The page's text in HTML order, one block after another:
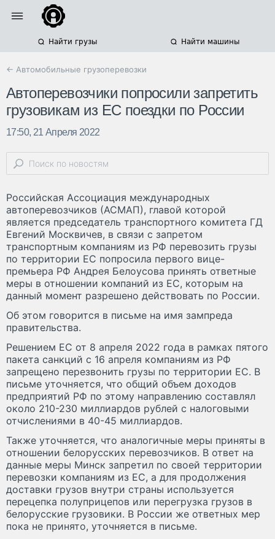
Найти грузы Найти машины
← Автомобильные грузоперевозки
Автоперевозчики попросили запретить
грузовикам из ЕС поездки по России
17:50, 21 Апреля 2022
Российская Ассоциация международных
автоперевозчиков (АСМАП), главой которой
является председатель транспортного комитета ГД
Евгений Москвичев, в связи с запретом
транспортным компаниям из РФ перевозить грузы
по территории ЕС попросила первого вице-
премьера РФ Андрея Белоусова принять ответные
меры в отношении компаний из ЕС, которым на
данный момент разрешено действовать по России.
Об этом говорится в письме на имя зампреда
правительства.
Решением ЕС от 8 апреля 2022 года в рамках пятого
пакета санкций с 16 апреля компаниям из РФ
запрещено перезвонить грузы по территории ЕС. В
письме уточняется, что общий объем доходов
предприятий РФ по этому направлению составлял
около 210-230 миллиардов рублей с налоговыми
отчислениями в 40-45 миллиардов.
Также уточняется, что аналогичные меры приняты в
отношении белорусских перевозчиков. В ответ на
данные меры Минск запретил по своей территории
перевозки компаниям из ЕС, а для продолжения
доставки грузов внутри страны используется
перецепка полуприцепов или перегрузка грузов в
белорусские грузовики. В России же ответных мер
пока не принято, уточняется в письме.